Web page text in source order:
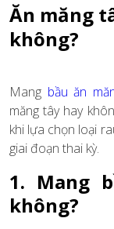
Ăn măng
không?
Mang bầu ăn
măng tây hay
khi lựa chọn loại
giai đoạn thai kỳ.
1. Mang
không?